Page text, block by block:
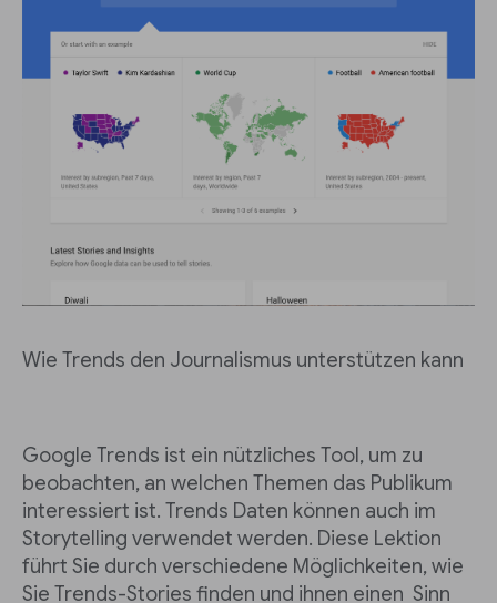
Wie Trends den Journalismus unterstützen kann
Google Trends ist ein nützliches Tool, um zu
beobachten, an welchen Themen das Publikum
interessiert ist. Trends Daten können auch im
Storytelling verwendet werden. Diese Lektion
führt Sie durch verschiedene Möglichkeiten, wie
Sie Trends-Stories finden und ihnen einen Sinn